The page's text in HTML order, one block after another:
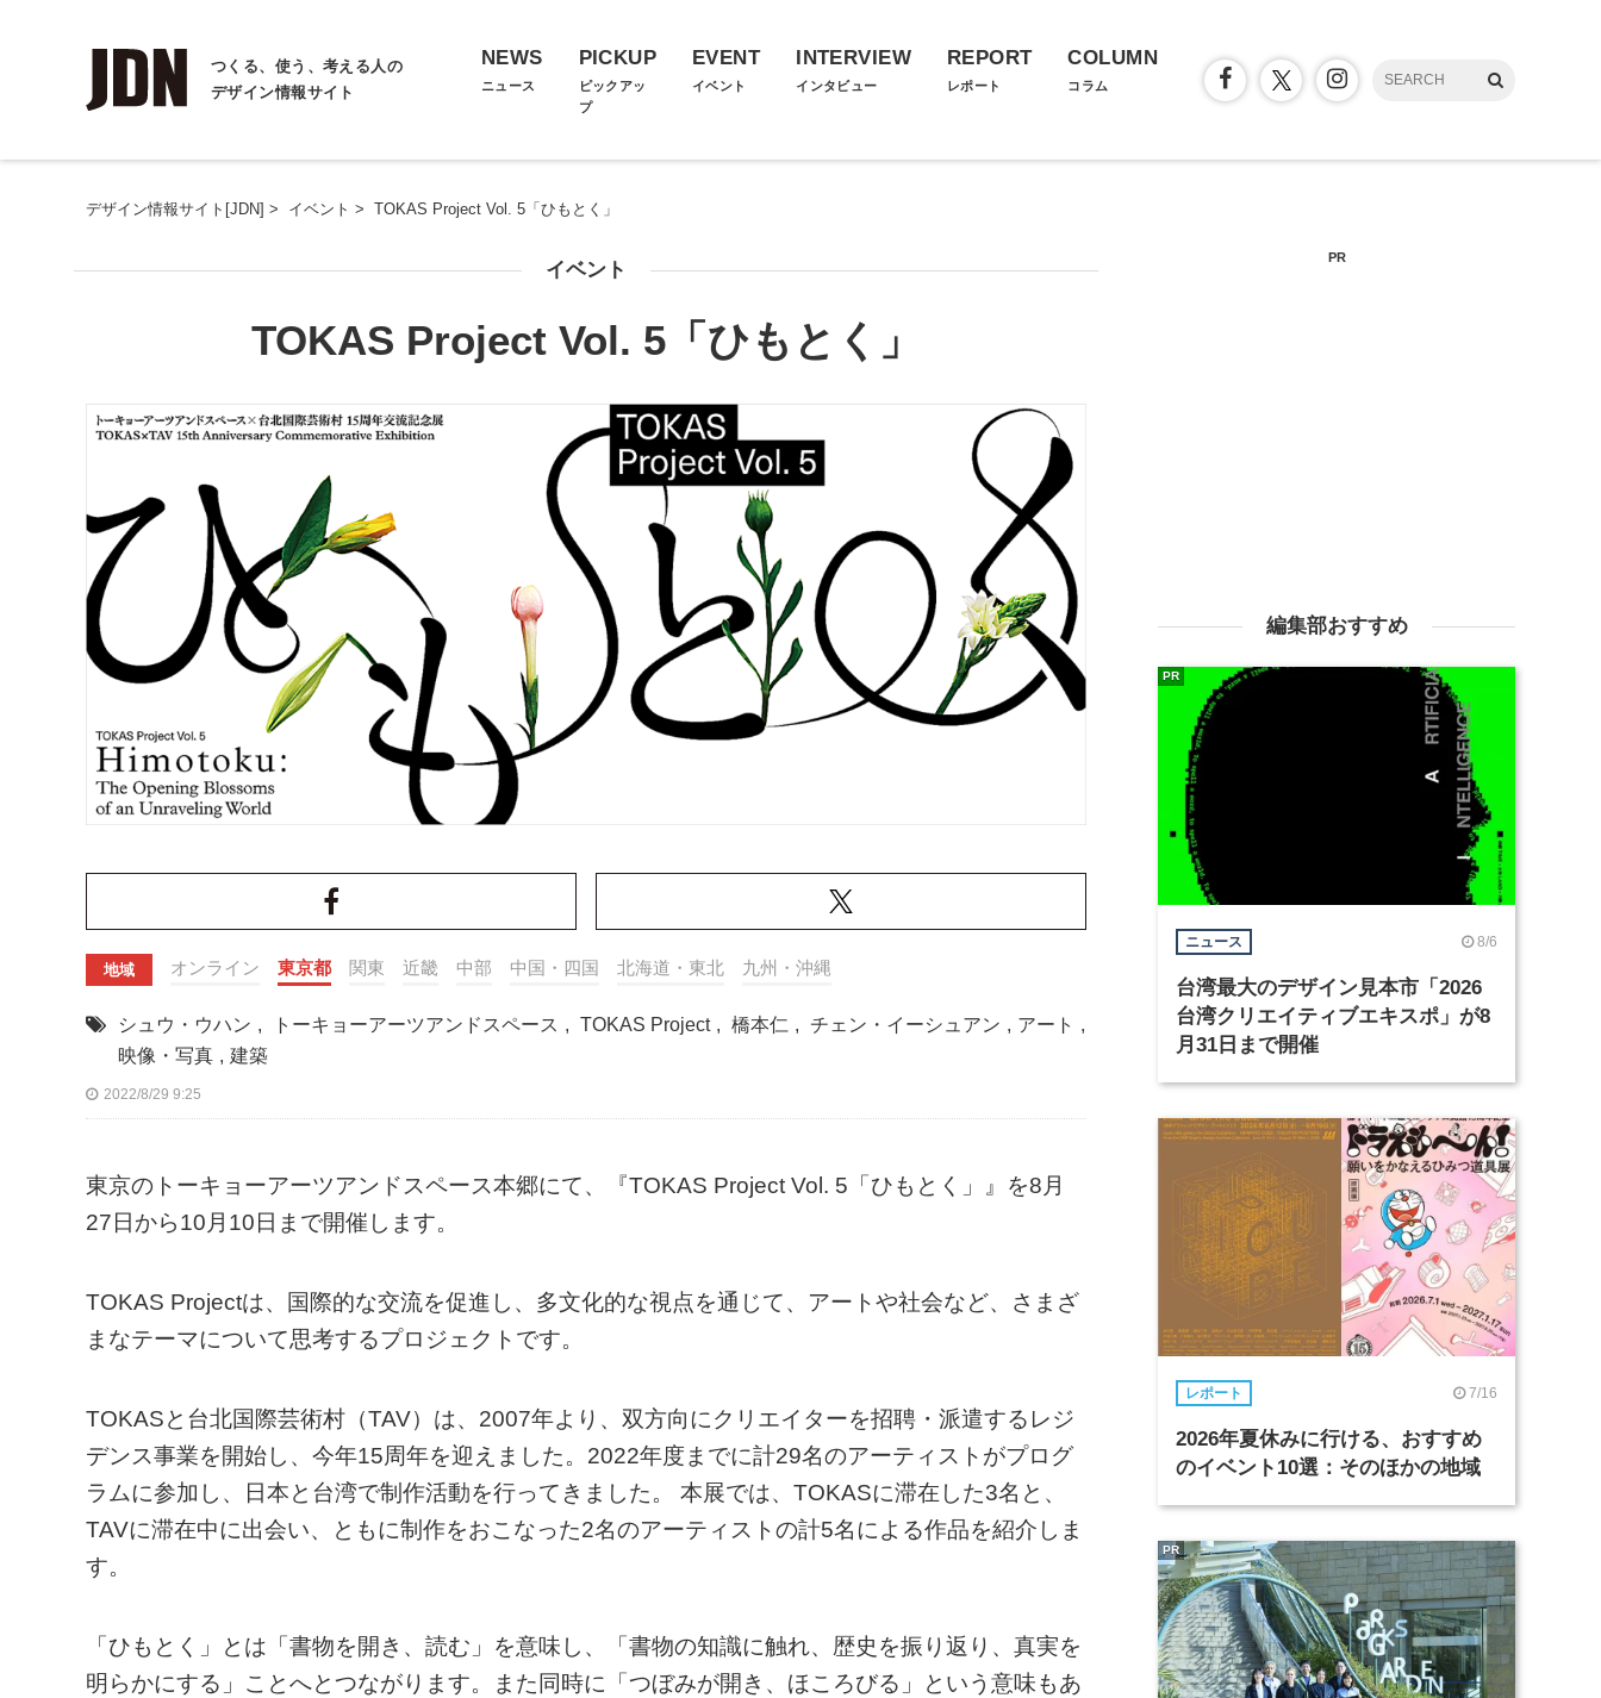
つくる、使う、考える人の
デザイン情報サイト
NEWS
ニュース
PICKUP
ピックアッ
プ
EVENT
イベント
INTERVIEW
インタビュー
REPORT
レポート
COLUMN
コラム
デザイン情報サイト[JDN] > イベント > TOKAS Project Vol. 5「ひもとく」
イベント
TOKAS Project Vol. 5「ひもとく」
地域 オンライン 東京都 関東 近畿 中部 中国・四国 北海道・東北 九州・沖縄
シュウ・ウハン , トーキョーアーツアンドスペース , TOKAS Project , 橋本仁 , チェン・イーシュアン , アート ,
映像・写真 , 建築
2022/8/29 9:25
東京のトーキョーアーツアンドスペース本郷にて、『TOKAS Project Vol. 5「ひもとく」』を8月
27日から10月10日まで開催します。
TOKAS Projectは、国際的な交流を促進し、多文化的な視点を通じて、アートや社会など、さまざ
まなテーマについて思考するプロジェクトです。
TOKASと台北国際芸術村（TAV）は、2007年より、双方向にクリエイターを招聘・派遣するレジ
デンス事業を開始し、今年15周年を迎えました。2022年度までに計29名のアーティストがプログ
ラムに参加し、日本と台湾で制作活動を行ってきました。 本展では、TOKASに滞在した3名と、
TAVに滞在中に出会い、ともに制作をおこなった2名のアーティストの計5名による作品を紹介しま
す。
「ひもとく」とは「書物を開き、読む」を意味し、「書物の知識に触れ、歴史を振り返り、真実を
明らかにする」ことへとつながります。また同時に「つぼみが開き、ほころびる」という意味もあ
PR
編集部おすすめ
ニュース 8/6
台湾最大のデザイン見本市「2026
台湾クリエイティブエキスポ」が8
月31日まで開催
PR
レポート 7/16
2026年夏休みに行ける、おすすめ
のイベント10選：そのほかの地域
PR